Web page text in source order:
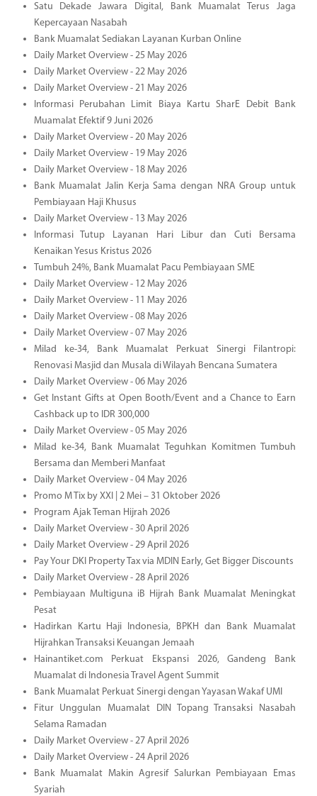
Satu Dekade Jawara Digital, Bank Muamalat Terus Jaga
Kepercayaan Nasabah
Bank Muamalat Sediakan Layanan Kurban Online
Daily Market Overview - 25 May 2026
Daily Market Overview - 22 May 2026
Daily Market Overview - 21 May 2026
Informasi Perubahan Limit Biaya Kartu SharE Debit Bank
Muamalat Efektif 9 Juni 2026
Daily Market Overview - 20 May 2026
Daily Market Overview - 19 May 2026
Daily Market Overview - 18 May 2026
Bank Muamalat Jalin Kerja Sama dengan NRA Group untuk
Pembiayaan Haji Khusus
Daily Market Overview - 13 May 2026
Informasi Tutup Layanan Hari Libur dan Cuti Bersama
Kenaikan Yesus Kristus 2026
Tumbuh 24%, Bank Muamalat Pacu Pembiayaan SME
Daily Market Overview - 12 May 2026
Daily Market Overview - 11 May 2026
Daily Market Overview - 08 May 2026
Daily Market Overview - 07 May 2026
Milad ke-34, Bank Muamalat Perkuat Sinergi Filantropi:
Renovasi Masjid dan Musala di Wilayah Bencana Sumatera
Daily Market Overview - 06 May 2026
Get Instant Gifts at Open Booth/Event and a Chance to Earn
Cashback up to IDR 300,000
Daily Market Overview - 05 May 2026
Milad ke-34, Bank Muamalat Teguhkan Komitmen Tumbuh
Bersama dan Memberi Manfaat
Daily Market Overview - 04 May 2026
Promo M Tix by XXI | 2 Mei – 31 Oktober 2026
Program Ajak Teman Hijrah 2026
Daily Market Overview - 30 April 2026
Daily Market Overview - 29 April 2026
Pay Your DKI Property Tax via MDIN Early, Get Bigger Discounts
Daily Market Overview - 28 April 2026
Pembiayaan Multiguna iB Hijrah Bank Muamalat Meningkat
Pesat
Hadirkan Kartu Haji Indonesia, BPKH dan Bank Muamalat
Hijrahkan Transaksi Keuangan Jemaah
Hainantiket.com Perkuat Ekspansi 2026, Gandeng Bank
Muamalat di Indonesia Travel Agent Summit
Bank Muamalat Perkuat Sinergi dengan Yayasan Wakaf UMI
Fitur Unggulan Muamalat DIN Topang Transaksi Nasabah
Selama Ramadan
Daily Market Overview - 27 April 2026
Daily Market Overview - 24 April 2026
Bank Muamalat Makin Agresif Salurkan Pembiayaan Emas
Syariah